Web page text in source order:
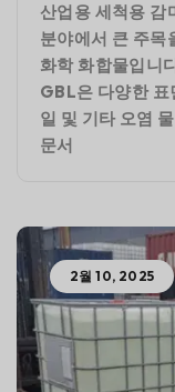
산업용 세척용 감
분야에서 큰 주목
화학 화합물입니
GBL은 다양한 표
일 및 기타 오염
문서
2월 10, 2025